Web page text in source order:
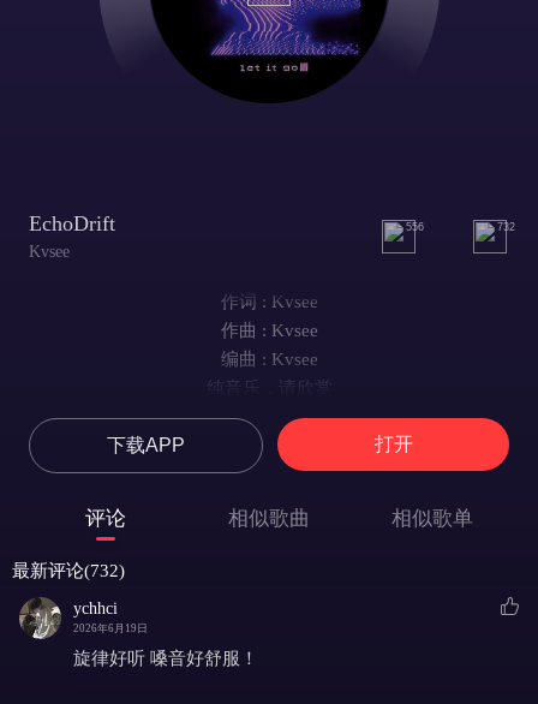
EchoDrift
Kvsee
556 732
作词 : Kvsee
作曲 : Kvsee
编曲 : Kvsee
纯音乐，请欣赏
下载APP 打开
评论 相似歌曲 相似歌单
最新评论(732)
ychhci
2026年6月19日
旋律好听 嗓音好舒服！